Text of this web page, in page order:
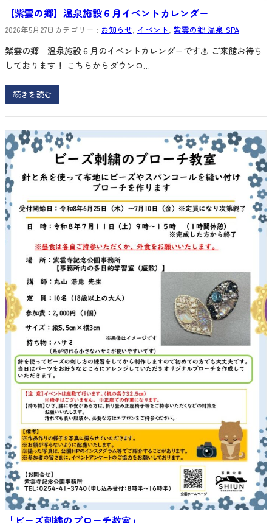
【紫雲の郷】温泉施設６月イベントカレンダー
2026年5月27日 カテゴリー : お知らせ, イベント, 紫雲の郷 温泉 SPA
紫雲の郷 温泉施設６月のイベントカレンダーです♨ ご来館お待ち
しております！ こちらからダウンロ…
続きを読む